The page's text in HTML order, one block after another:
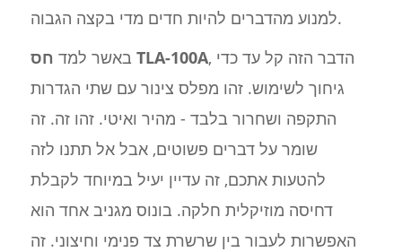
למנוע מהדברים להיות חדים מדי בקצה הגבוה.
באשר למד חס TLA-100A, הדבר הזה קל עד כדי
גיחוך לשימוש. זהו מפלס צינור עם שתי הגדרות
התקפה ושחרור בלבד - מהיר ואיטי. זהו זה. זה
שומר על דברים פשוטים, אבל אל תתנו לזה
להטעות אתכם, זה עדיין יעיל במיוחד לקבלת
דחיסה מוזיקלית חלקה. בונוס מגניב אחד הוא
האפשרות לעבור בין שרשרת צד פנימי וחיצוני. זה